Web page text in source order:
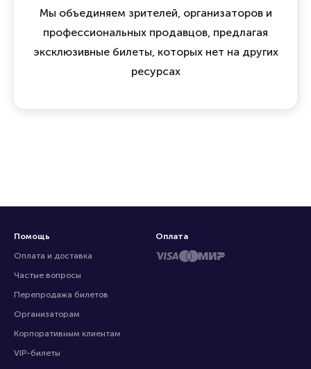
Мы объединяем зрителей, организаторов и
профессиональных продавцов, предлагая
эксклюзивные билеты, которых нет на других
ресурсах
Помощь
Оплата и доставка
Частые вопросы
Перепродажа билетов
Организаторам
Корпоративным клиентам
VIP-билеты
Оплата